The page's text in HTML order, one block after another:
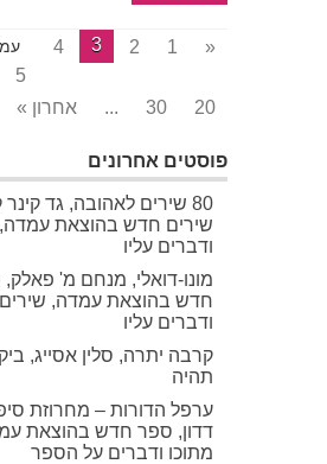
עמוד 3 «
1
2
3
4
5
20
30
... אחרון »
פוסטים אחרונים
80 שירים לאהובה, גד
שירים חדש בהוצאת עמדה,
ודברים עליו
מונו-דואלי, מנחם מ'
חדש בהוצאת עמדה, שירים
ודברים עליו
קרבה יתרה, סלין אסייג,
תהיה
ערפל הדורות – מחרוזת
דדון, ספר חדש בהוצאת
מתוכו ודברים על הספר